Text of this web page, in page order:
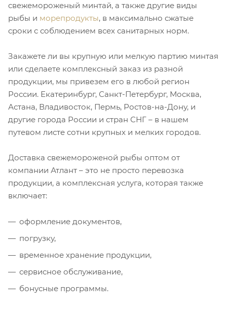
свежемороженый минтай, а также другие виды
рыбы и морепродукты, в максимально сжатые
сроки с соблюдением всех санитарных норм.
Закажете ли вы крупную или мелкую партию минтая
или сделаете комплексный заказ из разной
продукции, мы привезем его в любой регион
России. Екатеринбург, Санкт-Петербург, Москва,
Астана, Владивосток, Пермь, Ростов-на-Дону, и
другие города России и стран СНГ – в нашем
путевом листе сотни крупных и мелких городов.
Доставка свежемороженой рыбы оптом от
компании Атлант – это не просто перевозка
продукции, а комплексная услуга, которая также
включает:
оформление документов,
погрузку,
временное хранение продукции,
сервисное обслуживание,
бонусные программы.